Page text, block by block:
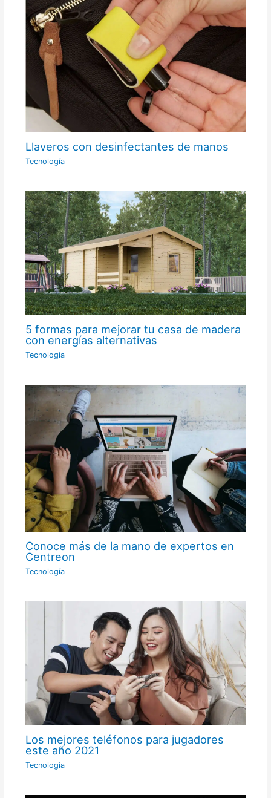
Llaveros con desinfectantes de manos
Tecnología
5 formas para mejorar tu casa de madera
con energías alternativas
Tecnología
Conoce más de la mano de expertos en
Centreon
Tecnología
Los mejores teléfonos para jugadores
este año 2021
Tecnología